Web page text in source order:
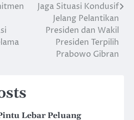
Jaga Situasi Kondusif
Jelang Pelantikan
Presiden dan Wakil
Presiden Terpilih
Prabowo Gibran
Lebar Peluang